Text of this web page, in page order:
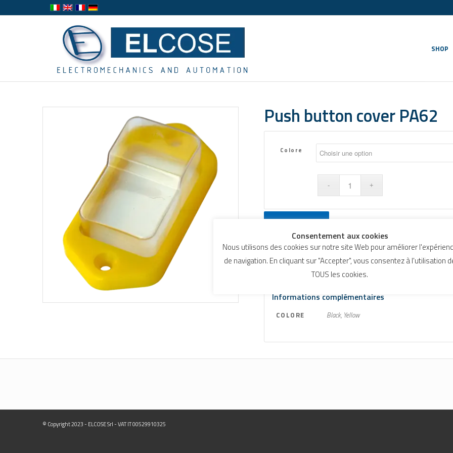
SHOP
Push button cover PA62
Colore
Get a Quote
Informations complémentaires
Informations complémentaires
COLORE Black, Yellow
© Copyright 2023 - ELCOSE Srl - VAT IT 00529910325
Consentement aux cookies
Nous utilisons des cookies sur notre site Web pour améliorer
de navigation. En cliquant sur "Accepter", vous consentez à l'utilisation
TOUS les cookies.